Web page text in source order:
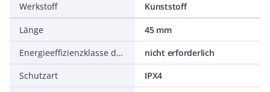
Werkstoff
Kunststoff
Länge
45 mm
Energieeffizienzklasse der Lichtquelle nach EU-Richtlinie 2019/2015
nicht erforderlich
Schutzart
IPX4